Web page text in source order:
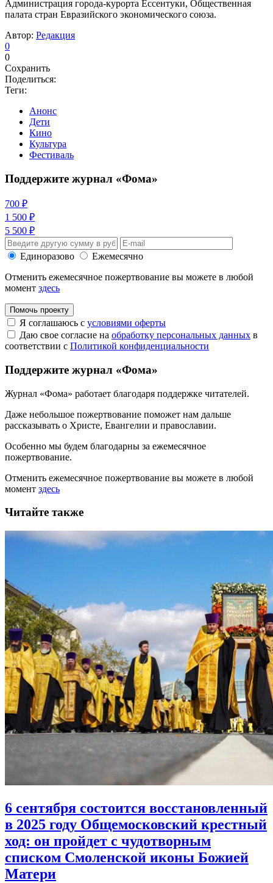
Администрация города-курорта Ессентуки, Общественная
палата стран Евразийского экономического союза.
Автор: Редакция
0
0
Сохранить
Поделиться:
Теги:
Анонс
Дети
Кино
Культура
Фестиваль
Поддержите журнал «Фома»
700 ₽
1 500 ₽
5 500 ₽
Единоразово
Ежемесячно
Отменить ежемесячное пожертвование вы можете в любой
момент здесь
Помочь проекту
Я соглашаюсь с условиями оферты
Даю свое согласие на обработку персональных данных в
соответствии с Политикой конфиденциальности
Поддержите журнал «Фома»
Журнал «Фома» работает благодаря поддержке читателей.
Даже небольшое пожертвование поможет нам дальше
рассказывать о Христе, Евангелии и православии.
Особенно мы будем благодарны за ежемесячное
пожертвование.
Отменить ежемесячное пожертвование вы можете в любой
момент здесь
Читайте также
6 сентября состоится восстановленный
в 2025 году Общемосковский крестный
ход: он пройдет с чудотворным
списком Смоленской иконы Божией
Матери